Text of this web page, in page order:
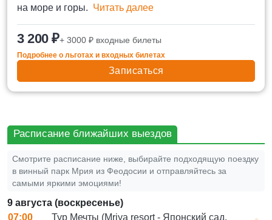
на море и горы. Читать далее
3 200 ₽+ 3000 ₽ входные билеты
Подробнее о льготах и входных билетах
Записаться
Расписание ближайших выездов
Смотрите расписание ниже, выбирайте подходящую поездку
в винный парк Мрия из Феодосии и отправляйтесь за
самыми яркими эмоциями!
9 августа (воскресенье)
07:00
Тур Мечты (Mriya resort - Японский сад,